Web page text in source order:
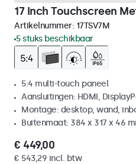
17 Inch Touchscreen
Artikelnummer: 17TSV7M
5 stuks beschikbaar
5:4 multi-touch paneel
Aansluitingen: HDMI,
Montage: desktop, wand,
Buitenmaat: 384 x 317 x 46
€ 449,00
€ 543,29 incl. btw